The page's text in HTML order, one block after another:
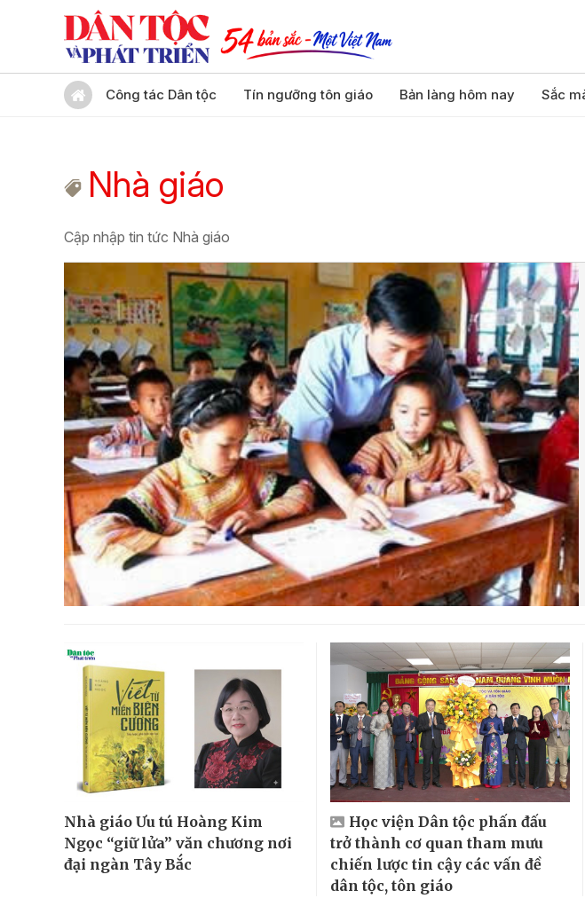
Công tác Dân tộc Tín ngưỡng tôn giáo Bản làng hôm nay Sắc
Nhà giáo
Cập nhập tin tức Nhà giáo
Nhà giáo Ưu tú Hoàng Kim
Ngọc “giữ lửa” văn chương nơi
đại ngàn Tây Bắc
Học viện Dân tộc phấn đấu
trở thành cơ quan tham mưu
chiến lược tin cậy các vấn đề
dân tộc, tôn giáo